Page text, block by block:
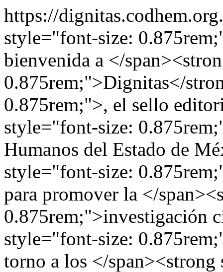
https://
style="font-size:
bienvenida a </
0.875rem;">Dignitas</
0.875rem;">, el sello
style="font-size:
Humanos del Estado de
style="font-size:
para promover la </
0.875rem;">investigación
style="font-size:
torno a los </